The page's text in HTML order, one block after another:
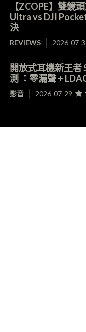
【ZCOPE】雙鏡
Ultra vs DJI
決
REVIEWS 2026-07-
開放式耳機新王者
測 ：零漏聲 +
影音 2026-07-29